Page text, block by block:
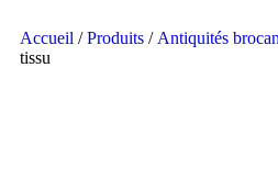
Accueil /Produits / Antiquités
tissu